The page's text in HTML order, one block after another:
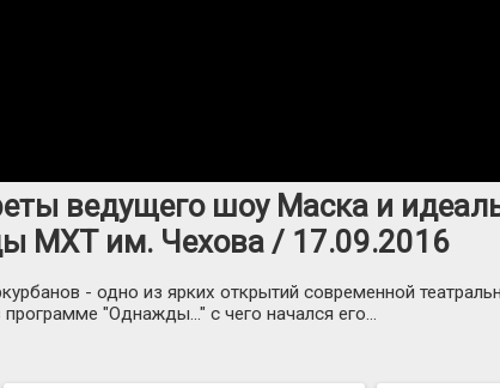
ведущего шоу Маска и
МХТ им. Чехова / 17.09.2016
- одно из ярких открытий современной
программе "Однажды..." с чего начался его...